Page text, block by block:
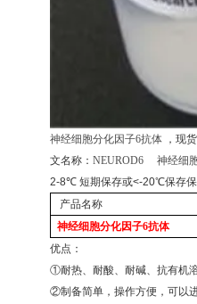
神经细胞分化因子6抗体 ，现
文名称： NEUROD6
神经细
2-8℃ 短期保存或<-20℃保存
产品名称
神经细胞分化因子6抗体
优点：
①耐热、耐酸、耐碱、抗有机
②制备简单，操作方便，可以